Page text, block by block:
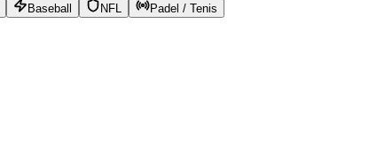
Baseball NFL
Padel / Tenis